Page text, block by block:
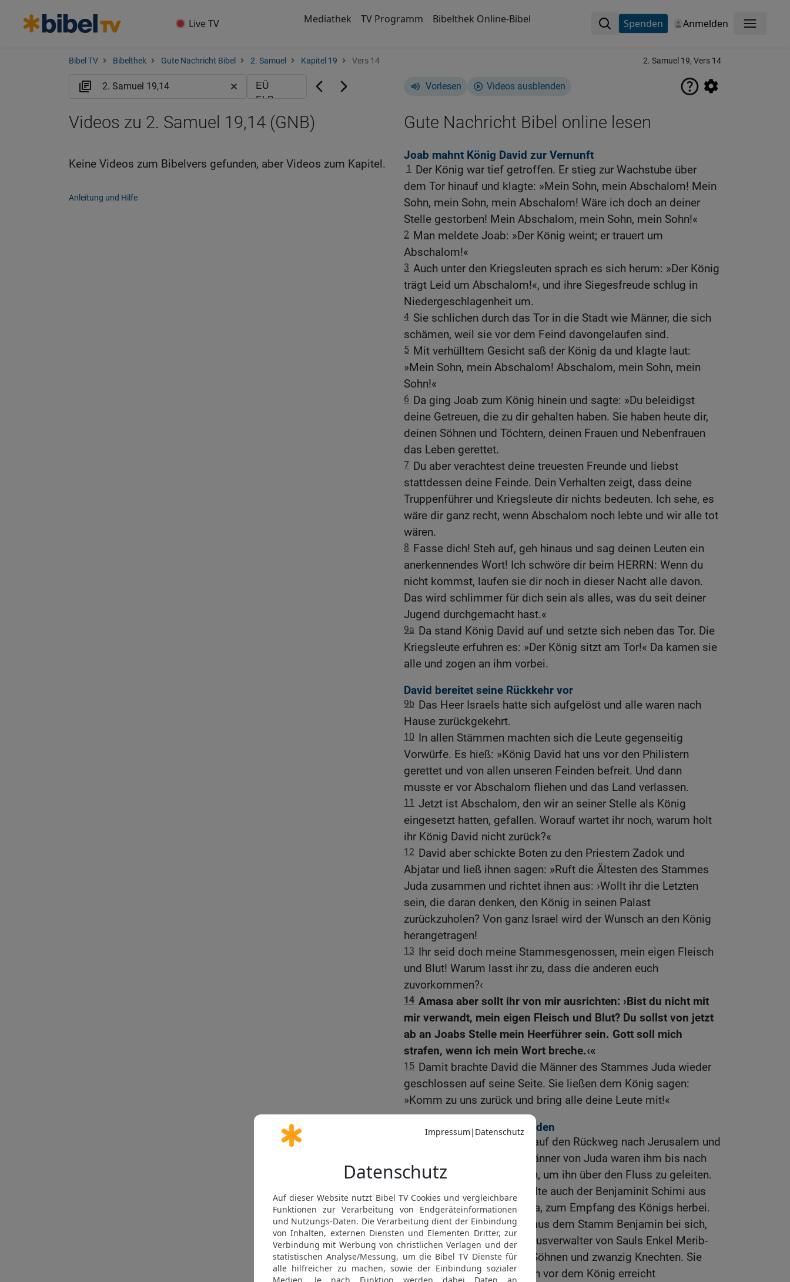
Live TV Mediathek TV Programm Bibelthek Online-Bibel Spenden Anmelden Menü
Bibel TV Bibelthek Gute Nachricht Bibel 2. Samuel Kapitel 19 Vers 14 2. Samuel 19, Vers 14
Vorlesen Videos ausblenden
Gute Nachricht Bibel online lesen
Joab mahnt König David zur Vernunft
1
Der König war tief getroffen. Er stieg zur Wachstube über
dem Tor hinauf und klagte: »Mein Sohn, mein Abschalom! Mein
Sohn, mein Sohn, mein Abschalom! Wäre ich doch an deiner
Stelle gestorben! Mein Abschalom, mein Sohn, mein Sohn!«
2 Man meldete Joab: »Der König weint; er trauert um
Abschalom!«
3 Auch unter den Kriegsleuten sprach es sich herum: »Der König
trägt Leid um Abschalom!«, und ihre Siegesfreude schlug in
Niedergeschlagenheit um.
4 Sie schlichen durch das Tor in die Stadt wie Männer, die sich
schämen, weil sie vor dem Feind davongelaufen sind.
5 Mit verhülltem Gesicht saß der König da und klagte laut:
»Mein Sohn, mein Abschalom! Abschalom, mein Sohn, mein
Sohn!«
6 Da ging Joab zum König hinein und sagte: »Du beleidigst
deine Getreuen, die zu dir gehalten haben. Sie haben heute dir,
deinen Söhnen und Töchtern, deinen Frauen und Nebenfrauen
das Leben gerettet.
7 Du aber verachtest deine treuesten Freunde und liebst
stattdessen deine Feinde. Dein Verhalten zeigt, dass deine
Truppenführer und Kriegsleute dir nichts bedeuten. Ich sehe, es
wäre dir ganz recht, wenn Abschalom noch lebte und wir alle tot
wären.
8 Fasse dich! Steh auf, geh hinaus und sag deinen Leuten ein
anerkennendes Wort! Ich schwöre dir beim HERRN: Wenn du
nicht kommst, laufen sie dir noch in dieser Nacht alle davon.
Das wird schlimmer für dich sein als alles, was du seit deiner
Jugend durchgemacht hast.«
9a Da stand König David auf und setzte sich neben das Tor. Die
Kriegsleute erfuhren es: »Der König sitzt am Tor!« Da kamen sie
alle und zogen an ihm vorbei.
David bereitet seine Rückkehr vor
9b Das Heer Israels hatte sich aufgelöst und alle waren nach
Hause zurückgekehrt.
10 In allen Stämmen machten sich die Leute gegenseitig
Vorwürfe. Es hieß: »König David hat uns vor den Philistern
gerettet und von allen unseren Feinden befreit. Und dann
musste er vor Abschalom fliehen und das Land verlassen.
11 Jetzt ist Abschalom, den wir an seiner Stelle als König
eingesetzt hatten, gefallen. Worauf wartet ihr noch, warum holt
ihr König David nicht zurück?«
12 David aber schickte Boten zu den Priestern Zadok und
Abjatar und ließ ihnen sagen: »Ruft die Ältesten des Stammes
Juda zusammen und richtet ihnen aus: ›Wollt ihr die Letzten
sein, die daran denken, den König in seinen Palast
zurückzuholen? Von ganz Israel wird der Wunsch an den König
herangetragen!
13 Ihr seid doch meine Stammesgenossen, mein eigen Fleisch
und Blut! Warum lasst ihr zu, dass die anderen euch
zuvorkommen?‹
14 Amasa aber sollt ihr von mir ausrichten: ›Bist du nicht mit
mir verwandt, mein eigen Fleisch und Blut? Du sollst von jetzt
ab an Joabs Stelle mein Heerführer sein. Gott soll mich
strafen, wenn ich mein Wort breche.‹«
15 Damit brachte David die Männer des Stammes Juda wieder
geschlossen auf seine Seite. Sie ließen dem König sagen:
»Komm zu uns zurück und bring alle deine Leute mit!«
David verzeiht seinen Feinden
Der König machte sich auf den Rückweg nach Jerusalem und
kam an den Jordan. Die Männer von Juda waren ihm bis nach
Gilgal entgegengekommen, um ihn über den Fluss zu geleiten.
Zusammen mit ihnen eilte auch der Benjaminit Schimi aus
Bahurim, der Sohn von Gera, zum Empfang des Königs herbei.
18 Er hatte tausend Mann aus dem Stamm Benjamin bei sich,
darunter auch Ziba, den Hausverwalter von Sauls Enkel Merib-
Baal, mit seinen fünfzehn Söhnen und zwanzig Knechten. Sie
alle hatten den Jordan noch vor dem König erreicht
Videos zu 2. Samuel 19,14 (GNB)
Keine Videos zum Bibelvers gefunden, aber Videos zum Kapitel.
Anleitung und Hilfe